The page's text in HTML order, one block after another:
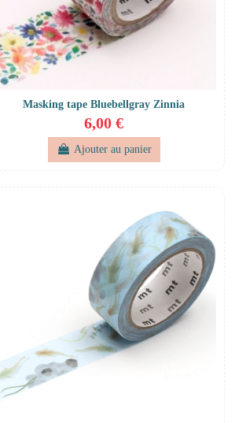
Masking tape Bluebellgray Zinnia
6,00 €
Ajouter au panier